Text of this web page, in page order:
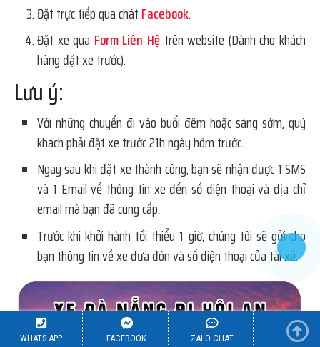
Đặt trực tiếp qua chát Facebook.
Đặt xe qua Form Liên Hệ trên website (Dành cho khách
hàng đặt xe trước).
Lưu ý:
Với những chuyến đi vào buổi đêm hoặc sáng sớm, quý
khách phải đặt xe trước 21h ngày hôm trước.
Ngay sau khi đặt xe thành công, bạn sẽ nhận được 1 SMS
và 1 Email về thông tin xe đến số điện thoại và địa chỉ
email mà bạn đã cung cấp.
Trước khi khởi hành tối thiểu 1 giờ, chúng tôi sẽ gửi cho
bạn thông tin về xe đưa đón và số điện thoại của tài xế.
WHATS APP FACEBOOK ZALO CHAT